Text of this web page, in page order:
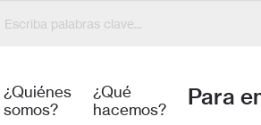
Hábitat para la Humanidad Honduras
¿Quiénes
somos?
¿Qué
hacemos?
Para